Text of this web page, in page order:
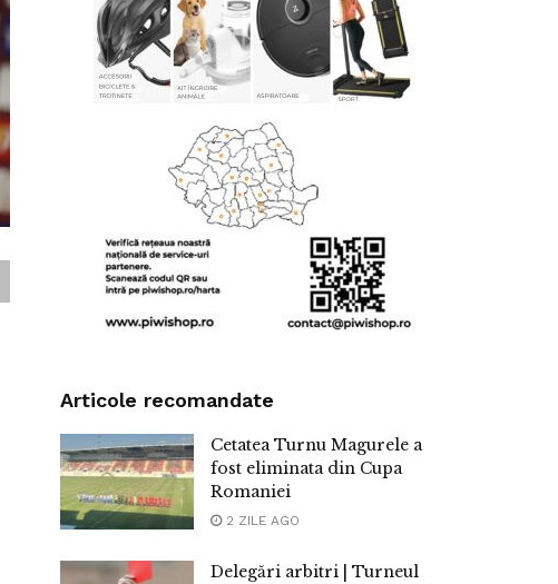
Articole recomandate
Cetatea Turnu Magurele a
fost eliminata din Cupa
Romaniei
2 ZILE AGO
Delegări arbitri | Turneul